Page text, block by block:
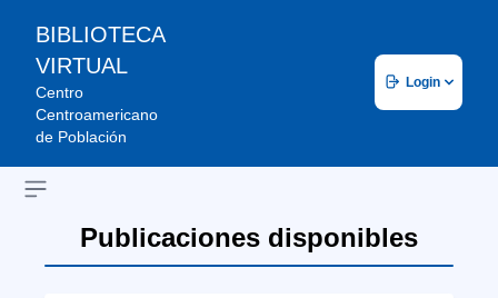
BIBLIOTECA
VIRTUAL
Centro
Centroamericano
de Población
Login
Open sidebar
Publicaciones disponibles